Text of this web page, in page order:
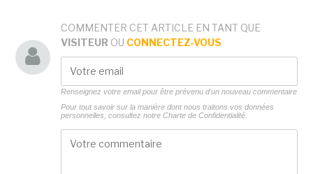
COMMENTER CET ARTICLE EN TANT QUE
VISITEUR OU CONNECTEZ-VOUS
Renseignez votre email pour être prévenu d'un nouveau commentaire
Pour tout savoir sur la manière dont nous traitons vos données
personnelles, consultez notre Charte de Confidentialité.